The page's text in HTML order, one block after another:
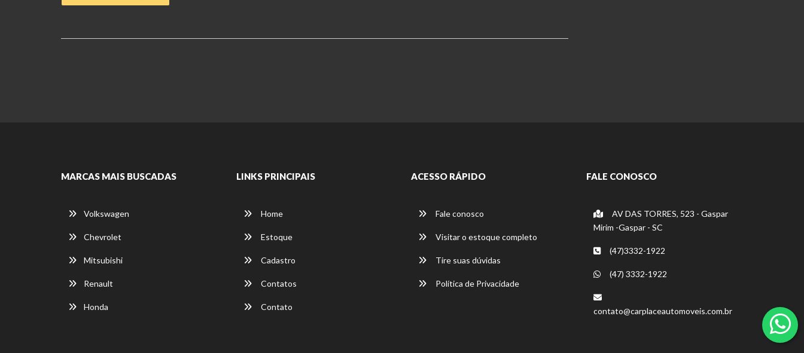
MARCAS MAIS BUSCADAS
Volkswagen
Chevrolet
Mitsubishi
Renault
Honda
LINKS PRINCIPAIS
Home
Estoque
Cadastro
Contatos
Contato
ACESSO RÁPIDO
Fale conosco
Visitar o estoque completo
Tire suas dúvidas
Política de Privacidade
FALE CONOSCO
AV DAS TORRES, 523 - Gaspar
Mirim -Gaspar - SC
(47)3332-1922
(47) 3332-1922
contato@carplaceautomoveis.com.br